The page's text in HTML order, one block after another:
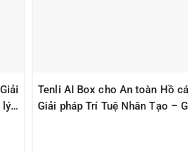
lý
Tenli AI Box cho An toàn Hồ
Giải pháp Trí Tuệ Nhân Tạo –